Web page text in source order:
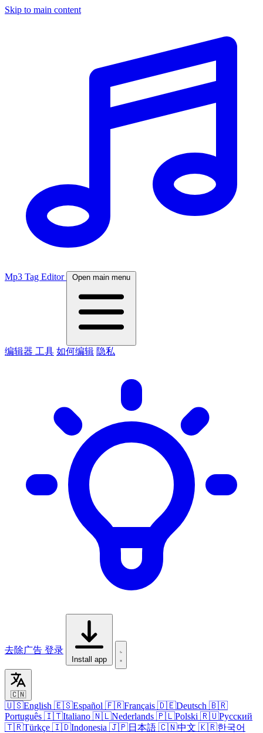
Skip to main content
Mp3 Tag Editor Open main menu
编辑器 工具 如何编辑 隐私
去除广告 登录
Install app
🇨🇳
🇺🇸English 🇪🇸Español 🇫🇷Français 🇩🇪Deutsch 🇧🇷
Português 🇮🇹Italiano 🇳🇱Nederlands 🇵🇱Polski 🇷🇺Русский
🇹🇷Türkçe 🇮🇩Indonesia 🇯🇵日本語 🇨🇳中文 🇰🇷한국어